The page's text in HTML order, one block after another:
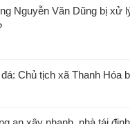
Nguyễn Văn Dũng bị xử
Chủ tịch xã Thanh Hóa